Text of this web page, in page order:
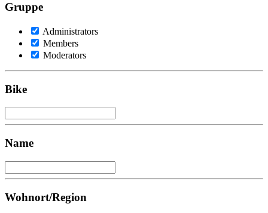
Gruppe
Administrators
Members
Moderators
Bike
Name
Wohnort/Region